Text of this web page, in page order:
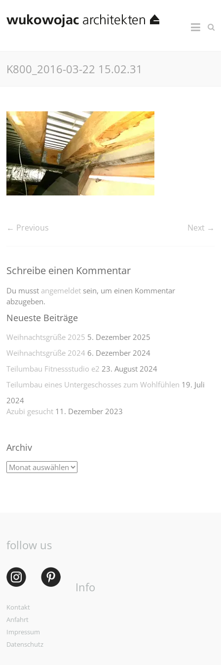
K800_2016-03-22 15.02.31
← Previous Next →
Schreibe einen Kommentar
Du musst angemeldet sein, um einen Kommentar
abzugeben.
Neueste Beiträge
Weihnachtsgrüße 2025 5. Dezember 2025
Weihnachtsgrüße 2024 6. Dezember 2024
Teilumbau Fitnessstudio e2 23. August 2024
Teilumbau eines Untergeschosses zum Wohlfühlen 19. Juli
2024
Azubi gesucht 11. Dezember 2023
Archiv
follow us
Info
Kontakt
Anfahrt
Impressum
Datenschutz